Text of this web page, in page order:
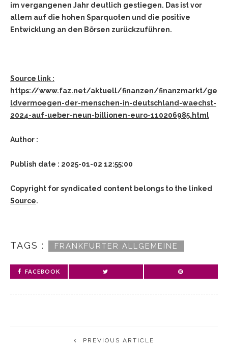
im vergangenen Jahr deutlich gestiegen. Das ist vor
allem auf die hohen Sparquoten und die positive
Entwicklung an den Börsen zurückzuführen.
Source link :
https://www.faz.net/aktuell/finanzen/finanzmarkt/ge
ldvermoegen-der-menschen-in-deutschland-waechst-
2024-auf-ueber-neun-billionen-euro-110206985.html
Author :
Publish date : 2025-01-02 12:55:00
Copyright for syndicated content belongs to the linked
Source.
TAGS : FRANKFURTER ALLGEMEINE
FACEBOOK
PREVIOUS ARTICLE